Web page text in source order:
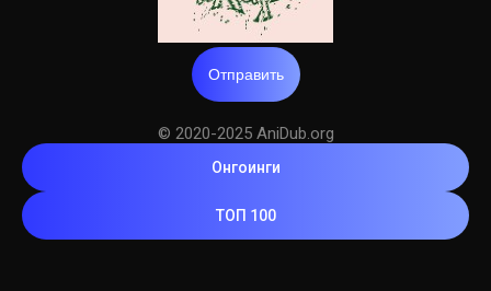
Отправить
© 2020-2025 AniDub.org
Онгоинги
ТОП 100